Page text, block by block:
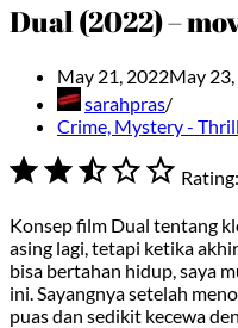
Dual (2022) –
May 21, 2022May
sarahpras
Crime, Mystery -
⭐
Konsep film Dual tentang
asing lagi, tetapi ketika
bisa bertahan hidup, saya
ini. Sayangnya setelah
puas dan sedikit kecewa